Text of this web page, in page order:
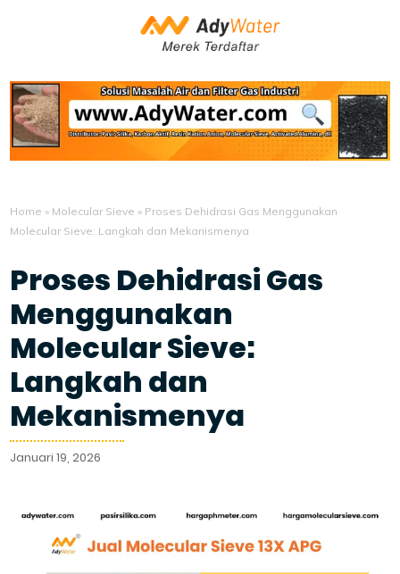
Home » Molecular Sieve » Proses Dehidrasi Gas Menggunakan
Molecular Sieve: Langkah dan Mekanismenya
Proses Dehidrasi Gas
Menggunakan
Molecular Sieve:
Langkah dan
Mekanismenya
Januari 19, 2026